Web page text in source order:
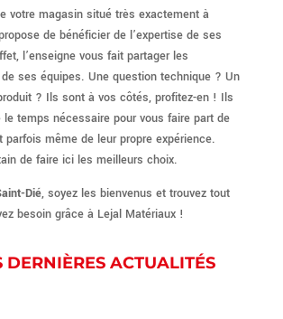
votre magasin situé très exactement à
de bénéficier de l’expertise de ses
l’enseigne vous fait partager les
ses équipes. Une question technique ? Un
? Ils sont à vos côtés, profitez-en ! Ils
le temps nécessaire pour vous faire part de
parfois même de leur propre expérience.
de faire ici les meilleurs choix.
Dié, soyez les bienvenus et trouvez tout
besoin grâce à Lejal Matériaux !
DERNIÈRES ACTUALITÉS